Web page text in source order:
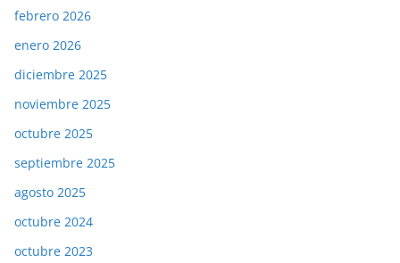
febrero 2026
enero 2026
diciembre 2025
noviembre 2025
octubre 2025
septiembre 2025
agosto 2025
octubre 2024
octubre 2023